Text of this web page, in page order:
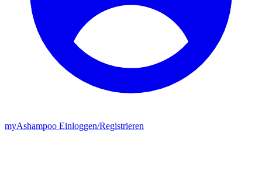
myAshampoo Einloggen/Registrieren